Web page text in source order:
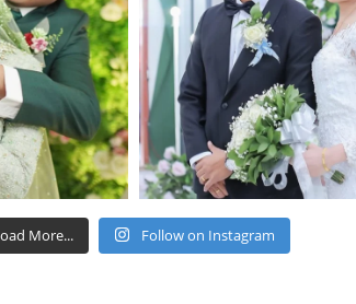
More... Follow on Instagram